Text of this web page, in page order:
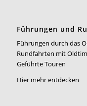
Führungen und
Führungen durch das
Rundfahrten mit
Geführte Touren
Hier mehr entdecken